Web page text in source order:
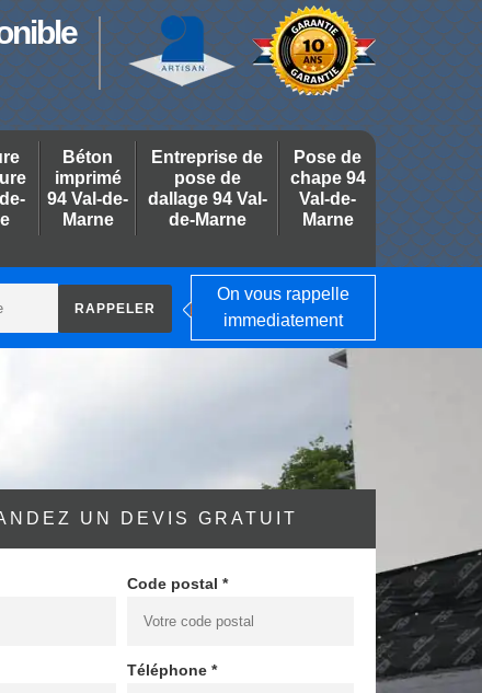
Béton
imprimé
94 Val-de-
Marne
Entreprise de
pose de
dallage 94 Val-
de-Marne
Pose de
chape 94
Val-de-
Marne
On vous rappelle
immediatement
UN DEVIS GRATUIT
Code postal *
Téléphone *